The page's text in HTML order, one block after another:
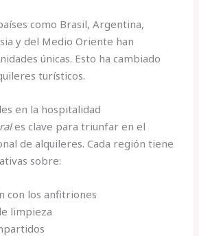
como Brasil, Argentina,
y del Medio Oriente han
únicas. Esto ha cambiado
turísticos.
en la hospitalidad
es clave para triunfar en el
de alquileres. Cada región tiene
sobre:
con los anfitriones
limpieza